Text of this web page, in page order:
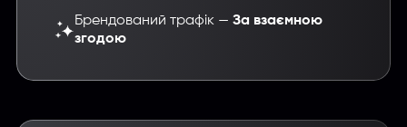
Брендований трафік —За взаємною
згодою